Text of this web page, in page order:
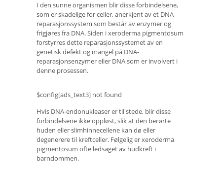
I den sunne organismen blir disse forbindelsene,
som er skadelige for celler, anerkjent av et DNA-
reparasjonssystem som består av enzymer og
frigjøres fra DNA. Siden i xeroderma pigmentosum
forstyrres dette reparasjonssystemet av en
genetisk defekt og mangel på DNA-
reparasjonsenzymer eller DNA som er involvert i
denne prosessen.
$config[ads_text3] not found
Hvis DNA-endonukleaser er til stede, blir disse
forbindelsene ikke oppløst, slik at den berørte
huden eller slimhinnecellene kan dø eller
degenerere til kreftceller. Følgelig er xeroderma
pigmentosum ofte ledsaget av hudkreft i
barndommen.